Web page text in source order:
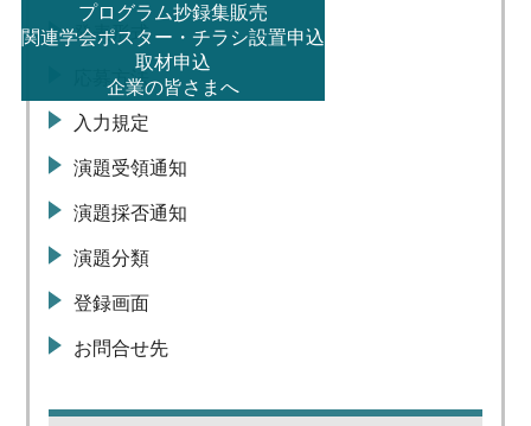
プログラム抄録集販売
関連学会ポスター・チラシ設置申込
取材申込
企業の皆さまへ
発表形式
応募方法
入力規定
演題受領通知
演題採否通知
演題分類
登録画面
お問合せ先